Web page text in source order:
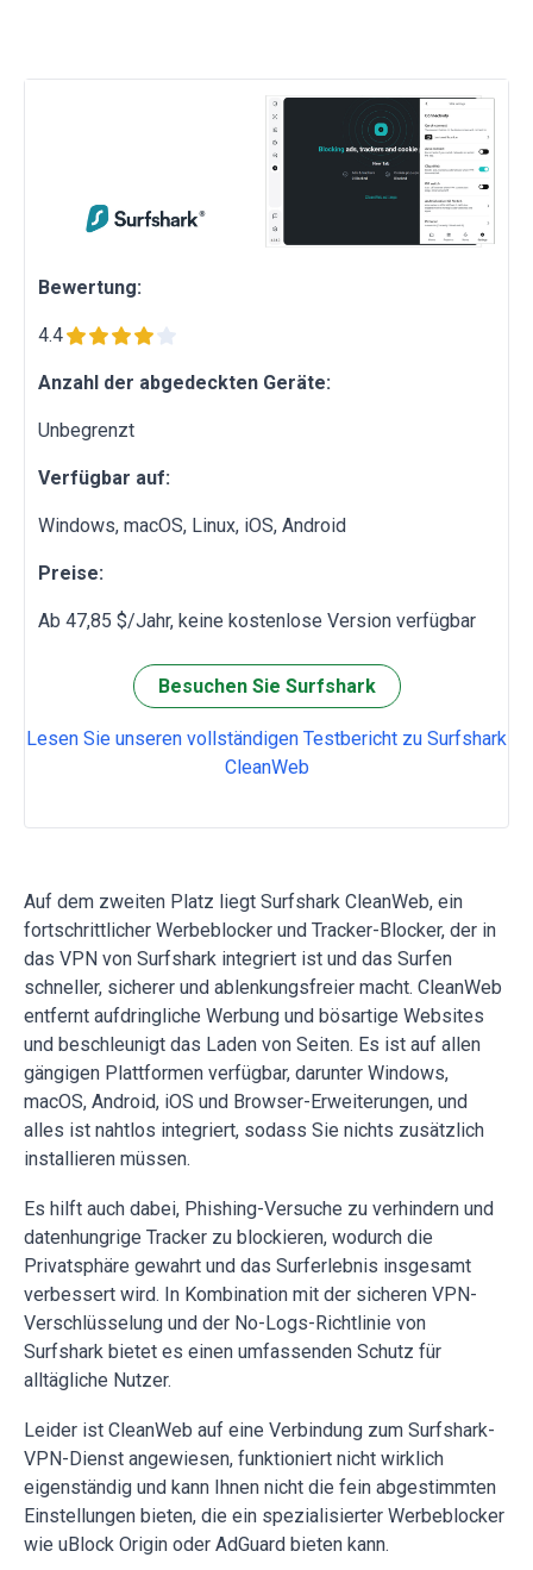
Bewertung:
4.4
Anzahl der abgedeckten Geräte:
Unbegrenzt
Verfügbar auf:
Windows, macOS, Linux, iOS, Android
Preise:
Ab 47,85 $/Jahr, keine kostenlose Version verfügbar
Besuchen Sie Surfshark
Lesen Sie unseren vollständigen Testbericht zu Surfshark
CleanWeb
Auf dem zweiten Platz liegt Surfshark CleanWeb, ein
fortschrittlicher Werbeblocker und Tracker-Blocker, der in
das VPN von Surfshark integriert ist und das Surfen
schneller, sicherer und ablenkungsfreier macht. CleanWeb
entfernt aufdringliche Werbung und bösartige Websites
und beschleunigt das Laden von Seiten. Es ist auf allen
gängigen Plattformen verfügbar, darunter Windows,
macOS, Android, iOS und Browser-Erweiterungen, und
alles ist nahtlos integriert, sodass Sie nichts zusätzlich
installieren müssen.
Es hilft auch dabei, Phishing-Versuche zu verhindern und
datenhungrige Tracker zu blockieren, wodurch die
Privatsphäre gewahrt und das Surferlebnis insgesamt
verbessert wird. In Kombination mit der sicheren VPN-
Verschlüsselung und der No-Logs-Richtlinie von
Surfshark bietet es einen umfassenden Schutz für
alltägliche Nutzer.
Leider ist CleanWeb auf eine Verbindung zum Surfshark-
VPN-Dienst angewiesen, funktioniert nicht wirklich
eigenständig und kann Ihnen nicht die fein abgestimmten
Einstellungen bieten, die ein spezialisierter Werbeblocker
wie uBlock Origin oder AdGuard bieten kann.